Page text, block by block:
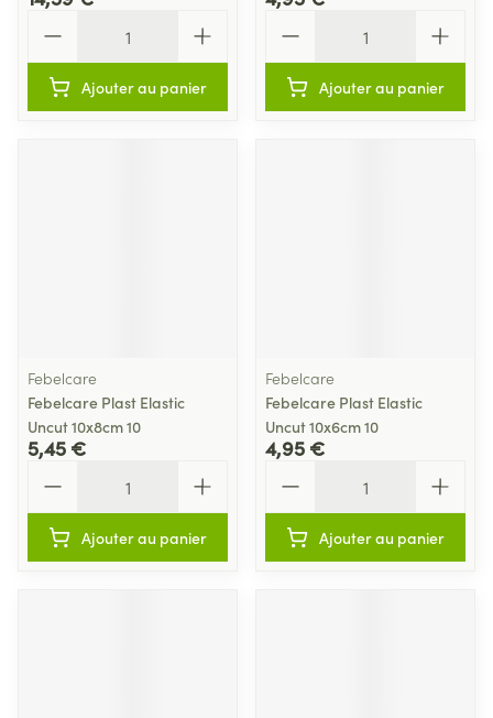
Ajouter au panier Ajouter au panier
Febelcare
Febelcare Plast Elastic
Uncut 10x8cm 10
5,45 €
Ajouter au panier
Febelcare
Febelcare Plast Elastic
Uncut 10x6cm 10
4,95 €
Ajouter au panier